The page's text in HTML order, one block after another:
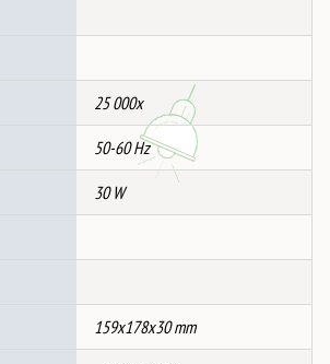
25 000x
50-60 Hz
30 W
159x178x30 mm